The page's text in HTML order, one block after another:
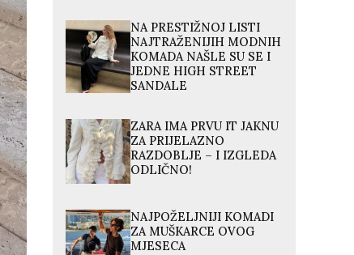
NA PRESTIŽNOJ LISTI
NAJTRAŽENIJIH MODNIH
KOMADA NAŠLE SU SE I
JEDNE HIGH STREET
SANDALE
ZARA IMA PRVU IT JAKNU
ZA PRIJELAZNO
RAZDOBLJE – I IZGLEDA
ODLIČNO!
NAJPOŽELJNIJI KOMADI
ZA MUŠKARCE OVOG
MJESECA